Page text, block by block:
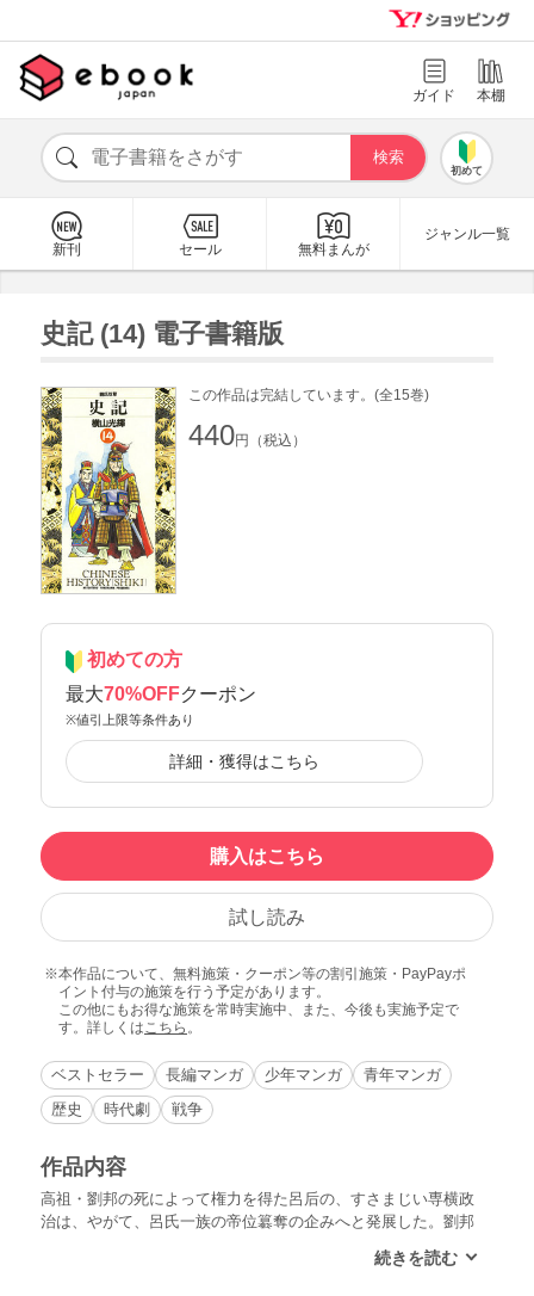
ガイド 本棚
初めて
新刊 セール 無料まんが
ジャンル一覧
史記 (14) 電子書籍版
この作品は完結しています。(全15巻)
440円（税込）
初めての方
最大70%OFFクーポン
※値引上限等条件あり
詳細・獲得はこちら
購入はこちら
試し読み
本作品について、無料施策・クーポン等の割引施策・PayPayポ
イント付与の施策を行う予定があります。
この他にもお得な施策を常時実施中、また、今後も実施予定で
す。詳しくは こちら 。
ベストセラー 長編マンガ 少年マンガ
青年マンガ
歴史
時代劇 戦争
作品内容
高祖・劉邦の死によって権力を得た呂后の、すさまじい専横政
治は、やがて、呂氏一族の帝位簒奪の企みへと発展した。劉邦
族の巻き返しのため、立ち上がった。反乱は鎮圧され、漢は新